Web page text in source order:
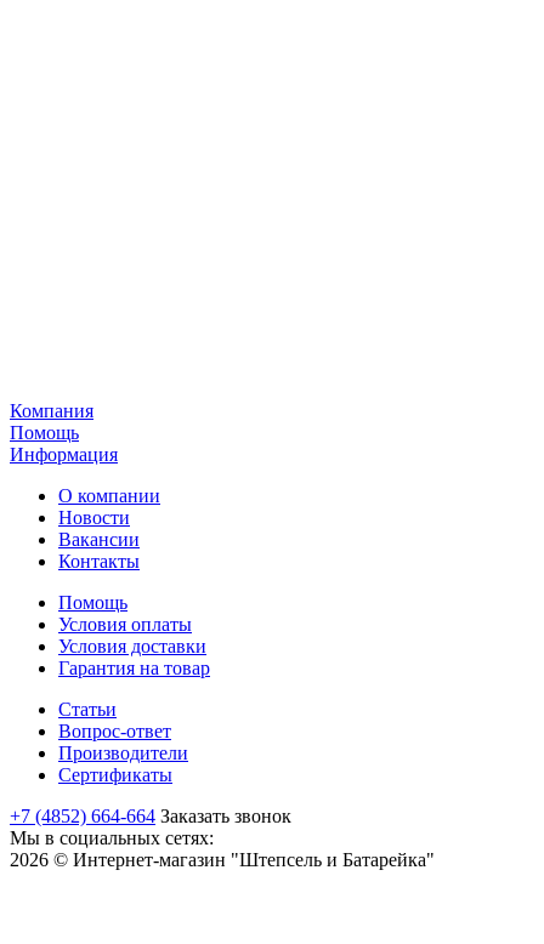
Компания
Помощь
Информация
О компании
Новости
Вакансии
Контакты
Помощь
Условия оплаты
Условия доставки
Гарантия на товар
Статьи
Вопрос-ответ
Производители
Сертификаты
+7 (4852) 664-664 Заказать звонок
Мы в социальных сетях:
2026 © Интернет-магазин "Штепсель и Батарейка"